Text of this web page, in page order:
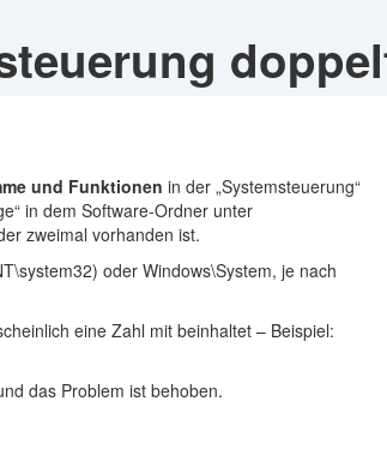
und Funktionen in der „Systemsteuerung“
in dem Software-Ordner unter
zweimal vorhanden ist.
oder Windows\System, je nach
eine Zahl mit beinhaltet – Beispiel:
das Problem ist behoben.